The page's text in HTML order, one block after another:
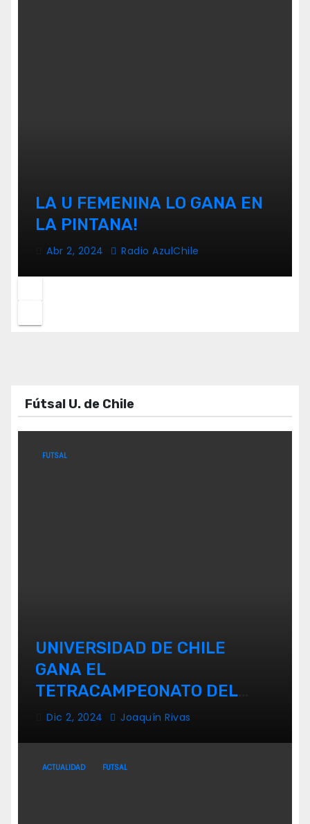
LA U FEMENINA LO GANA EN
LA PINTANA!
Abr 2, 2024 Radio AzulChile
Fútsal U. de Chile
FUTSAL
UNIVERSIDAD DE CHILE
GANA EL
TETRACAMPEONATO DEL
FUTSAL FEMENINO
Dic 2, 2024 Joaquín Rivas
ACTUALIDAD FUTSAL